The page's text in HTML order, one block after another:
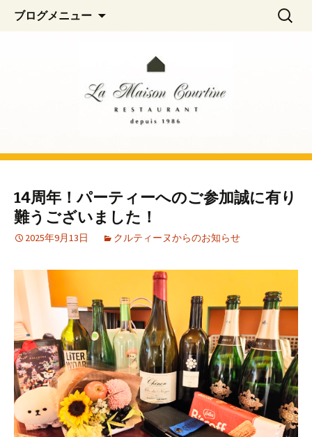
La Maison Courtine
阿佐ヶ谷、荻窪のフレンチレストラン
「La Maison Courtine（ラ・メゾン・クル
ブログメニュー
へ
移
検
14周年！パーティーへのご参加誠に有り
難うございました！
2025年9月13日 クルティーヌからのお知らせ